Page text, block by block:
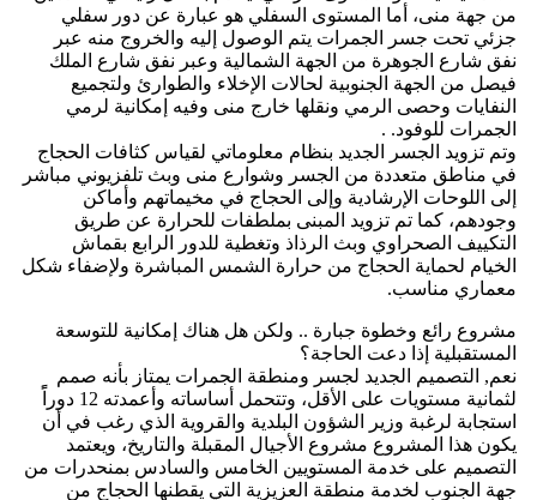
من جهة منى، أما المستوى السفلي هو عبارة عن دور سفلي
جزئي تحت جسر الجمرات يتم الوصول إليه والخروج منه عبر
نفق شارع الجوهرة من الجهة الشمالية وعبر نفق شارع الملك
فيصل من الجهة الجنوبية لحالات الإخلاء والطوارئ ولتجميع
النفايات وحصى الرمي ونقلها خارج منى وفيه إمكانية لرمي
الجمرات للوفود. .
وتم تزويد الجسر الجديد بنظام معلوماتي لقياس كثافات الحجاج
في مناطق متعددة من الجسر وشوارع منى وبث تلفزيوني مباشر
إلى اللوحات الإرشادية وإلى الحجاج في مخيماتهم وأماكن
وجودهم، كما تم تزويد المبنى بملطفات للحرارة عن طريق
التكييف الصحراوي وبث الرذاذ وتغطية للدور الرابع بقماش
الخيام لحماية الحجاج من حرارة الشمس المباشرة ولإضفاء شكل
معماري مناسب.
مشروع رائع وخطوة جبارة .. ولكن هل هناك إمكانية للتوسعة
المستقبلية إذا دعت الحاجة؟
نعم, التصميم الجديد لجسر ومنطقة الجمرات يمتاز بأنه صمم
لثمانية مستويات على الأقل، وتتحمل أساساته وأعمدته 12 دوراًً
استجابة لرغبة وزير الشؤون البلدية والقروية الذي رغب في أن
يكون هذا المشروع مشروع الأجيال المقبلة والتاريخ، ويعتمد
التصميم على خدمة المستويين الخامس والسادس بمنحدرات من
جهة الجنوب لخدمة منطقة العزيزية التي يقطنها الحجاج من